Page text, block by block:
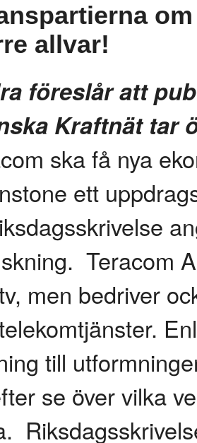
allvar!
föreslår att
Kraftnät tar
ska få nya
ett
Teracom
men bedriver
till
se över vilka